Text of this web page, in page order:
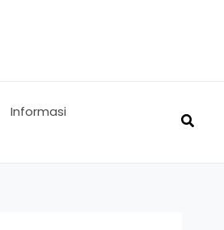
Informasi